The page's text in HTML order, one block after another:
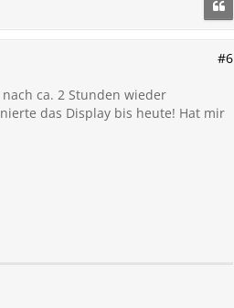
#6
ca. 2 Stunden wieder
das Display bis heute! Hat mir